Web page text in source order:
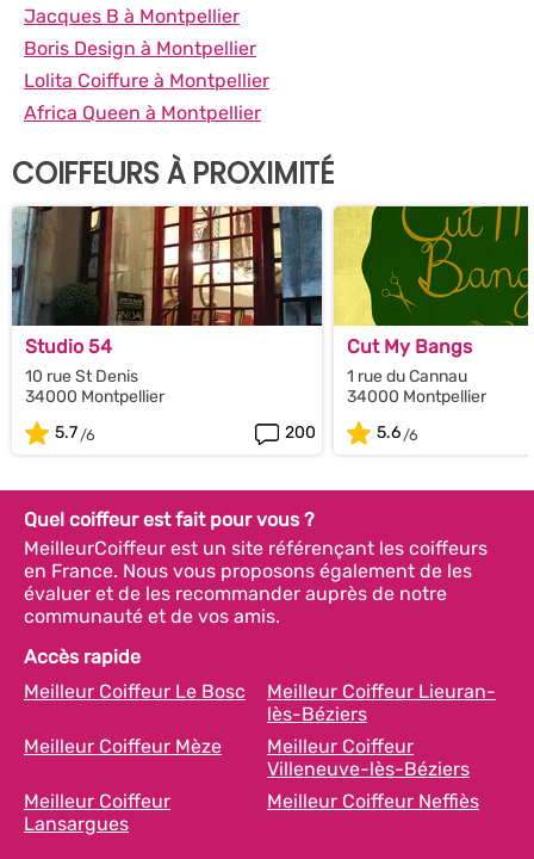
Jacques B à Montpellier
Boris Design à Montpellier
Lolita Coiffure à Montpellier
Africa Queen à Montpellier
COIFFEURS À PROXIMITÉ
Studio 54
10 rue St Denis
34000 Montpellier
5.7
200
Cut My Bangs
1 rue du Cannau
34000 Montpellier
5.6
Quel coiffeur est fait pour vous ?
MeilleurCoiffeur est un site référençant les coiffeurs
en France. Nous vous proposons également de les
évaluer et de les recommander auprès de notre
communauté et de vos amis.
Accès rapide
Meilleur Coiffeur Le Bosc
Meilleur Coiffeur Lieuran-
lès-Béziers
Meilleur Coiffeur Mèze
Meilleur Coiffeur
Villeneuve-lès-Béziers
Meilleur Coiffeur
Lansargues
Meilleur Coiffeur Neffiès